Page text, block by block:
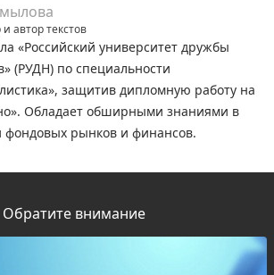
и автор текстов
«Российский университет дружбы
(РУДН) по специальности
защитив дипломную работу на
Обладает обширными знаниями в
фондовых рынков и финансов.
Обратите внимание